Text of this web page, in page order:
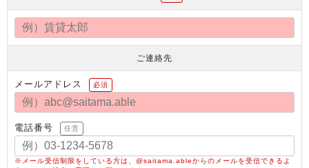
ご連絡先
メールアドレス 必須
電話番号 任意
※メール受信制限をしている方は、@saitama.ableからのメールを受信できるよ